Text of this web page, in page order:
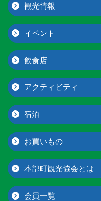
観光情報
イベント
飲食店
アクティビティ
宿泊
お買いもの
本部町観光協会とは
会員一覧